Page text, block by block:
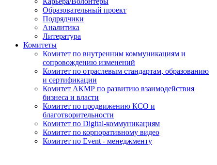
Образовательный проект
Подрядчики
Аналитика
Литература
Комитеты
Комитет по внутренним коммуникациям и
сопровождению изменений
Комитет по отраслевым стандартам, образованию
и сертификации
Комитет АКМР по развитию взаимодействия
бизнеса и власти
Комитет по продвижению КСО и
благотворительности
Комитет по Digital-коммуникациям
Комитет по корпоративному видео
Комитет по Event - менеджменту